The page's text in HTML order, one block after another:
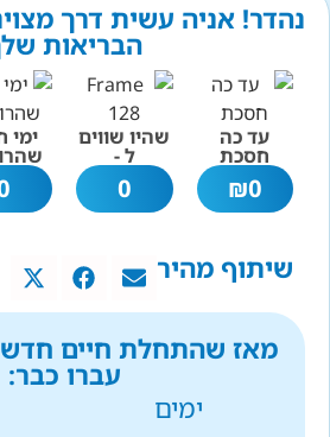
נהדר! אניה עשית דרך
הבריאות
עד כה
חסכת
0
₪
שהיו שווים
ל -
0
ימי
שיתוף מהיר
מאז שהתחלת חיים
עברו כבר:
ימים